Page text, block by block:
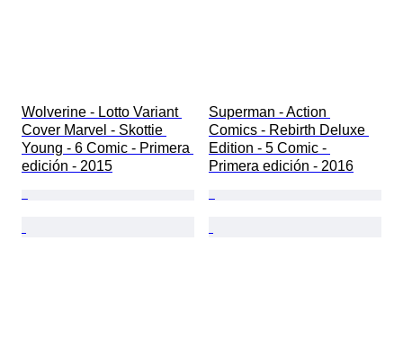
Wolverine - Lotto Variant
Cover Marvel - Skottie
Young - 6 Comic - Primera
edición - 2015
Superman - Action
Comics - Rebirth Deluxe
Edition - 5 Comic -
Primera edición - 2016